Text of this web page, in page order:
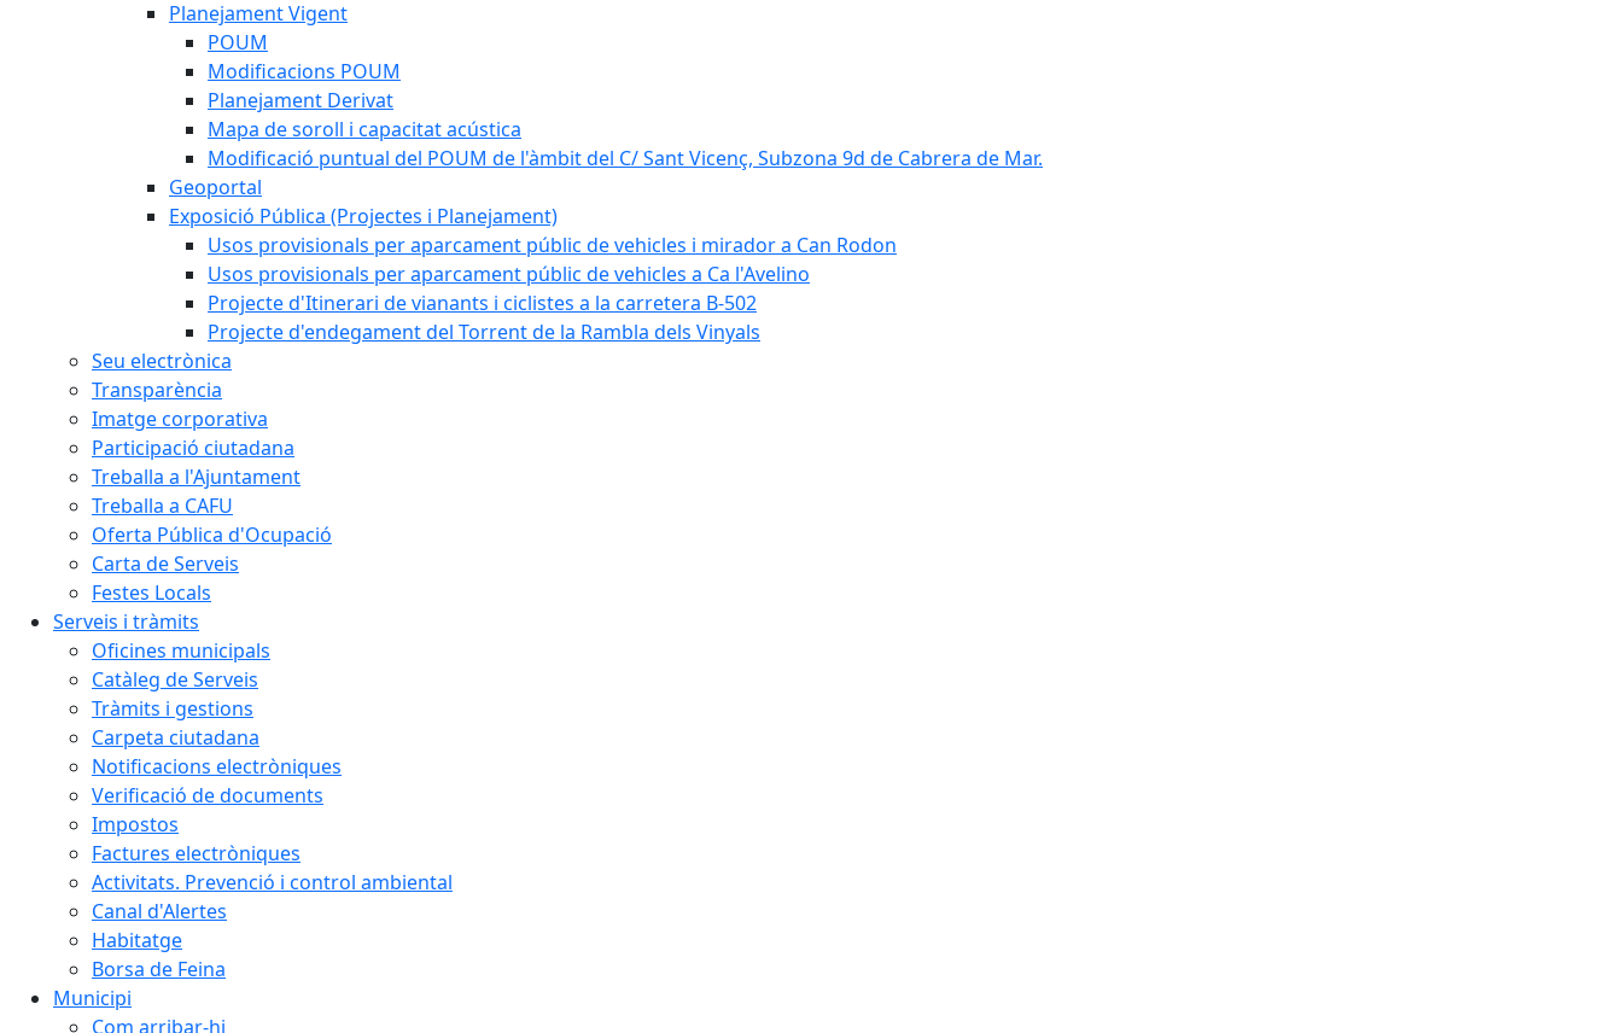
Planejament Vigent
POUM
Modificacions POUM
Planejament Derivat
Mapa de soroll i capacitat acústica
Modificació puntual del POUM de l'àmbit del C/ Sant Vicenç, Subzona 9d de Cabrera de Mar.
Geoportal
Exposició Pública (Projectes i Planejament)
Usos provisionals per aparcament públic de vehicles i mirador a Can Rodon
Usos provisionals per aparcament públic de vehicles a Ca l'Avelino
Projecte d'Itinerari de vianants i ciclistes a la carretera B-502
Projecte d'endegament del Torrent de la Rambla dels Vinyals
Seu electrònica
Transparència
Imatge corporativa
Participació ciutadana
Treballa a l'Ajuntament
Treballa a CAFU
Oferta Pública d'Ocupació
Carta de Serveis
Festes Locals
Serveis i tràmits
Oficines municipals
Catàleg de Serveis
Tràmits i gestions
Carpeta ciutadana
Notificacions electròniques
Verificació de documents
Impostos
Factures electròniques
Activitats. Prevenció i control ambiental
Canal d'Alertes
Habitatge
Borsa de Feina
Municipi
Com arribar-hi